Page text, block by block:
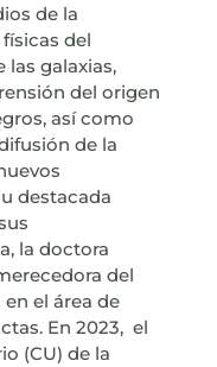
de la
del
galaxias,
del origen
así como
de la
destacada
la doctora
del
el área de
En 2023, el
(CU) de la